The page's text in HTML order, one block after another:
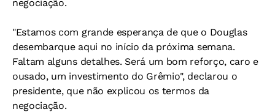
negociação.
"Estamos com grande esperança de que o Douglas
desembarque aqui no início da próxima semana.
Faltam alguns detalhes. Será um bom reforço, caro e
ousado, um investimento do Grêmio", declarou o
presidente, que não explicou os termos da
negociação.